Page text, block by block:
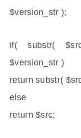
$version_str );
if( substr(
$version_str )
return substr(
else
return $src;